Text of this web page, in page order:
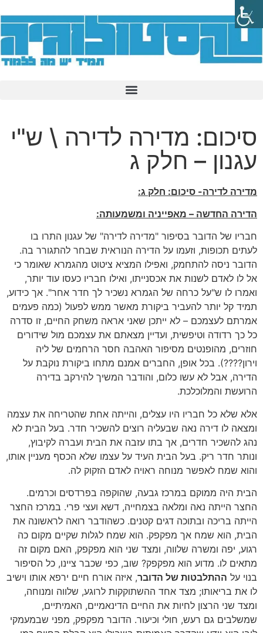
סיכום: מדירה לדירה \ ש"י
עגנון – חלק ג
מדירה לדירה- סיכום: חלק ג:
הדירה החדשה – מאפייניה ומשמעותה:
חבריו של הדובר בסיפור "מדירה לדירה" של עגנון התרו בו
לעתים תכופות, וזעמו על הדירה הנוראית שבחר להתגורר בה.
הדובר ניסה להתחמק, ואפילו המציא ציטוט מהגמרא שאומר כי
אל לו לאדם לשנות את אכסנייתו, ואילו חבריו כעסו עוד יותר,
ואמרו לו ש"על כרחה של הגמרא נשכיר לך חדר אחר". אך כידוע,
תמיד קל יותר להעביר ביקורת מאשר ממש לפעול (כמה פעמים
אמרתם לעצמכם – לא ייתכן שאני אראה משחק החיים, זו סדרה
כל כך רדודה וטיפשית, ועדיין מצאתם את עצמכם מול שידורים
חוזרים, מהופנטים מסיפור האהבה חסר הרחמים של ליה
וירון????). בכל אופן, החברים אמנם מתחו ביקורת נוקבת על
הדירה, אבל לא עשו כלום, והודבר המשיך להירקב בדירה
הרועשת והמלוכלכת.
אלא שלא כל חבריו היו עצלים, והייתה אחת שהטריחה את עצמה
ומצאה לו דירה נאה שבעליה רוצים להשכיר חדר. בעל הבית לא
נהג להשכיר חדרים, אך בתו עזבה את הבית ועברה לקיבוץ,
ונותר חדר ריק. בעל הבית העיד על עצמו שלא הכסף מעניין אותו,
והוא שמח לאפשר מנוחה ראויה לאדם הזקוק לה.
הבית היה ממוקם במרכז גבעה, שהוקפה בפרדסים וכרמים.
החצר הייתה נאה ומלאה בצמחייה, דשא ועצי פרי. במרכז החצר
הייתה בריכה ובתוכה דגים קטנים. כשהודבר רואה לראשונה את
הבית, הוא שמח אך מפקפק. הוא שמח לגלות שקיים מקום כה
רגוע, יפה ומשרה שלווה, ומצד שני הוא מפקפק, האם מקום זה
מתאים לו. מדוע הוא מפקפק? שוב, כפי שכבר ציינו, כל הסיפור
בנוי על ההתלבטות של הדובר, איזה אורח חיים ירפא אותו וישיב
לו את בריאותו; מצד אחד ההשתוקקות לרוגע, שלווה ומנוחה,
ומצד שני הרצון לחיות את החיים הדינאמיים, האמיתיים,
שמשלבים גם רעש, חולי וכיעור. הדובר מפקפק, מפני שבמעמקי